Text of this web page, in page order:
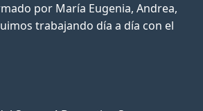
por María Eugenia, Andrea,
trabajando día a día con el